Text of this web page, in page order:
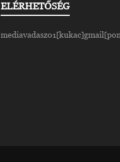
ELÉRHETŐSÉG